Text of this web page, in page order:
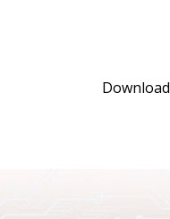
Download